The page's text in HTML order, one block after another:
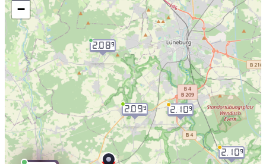
2.109
2.109
2.099
2.089
−